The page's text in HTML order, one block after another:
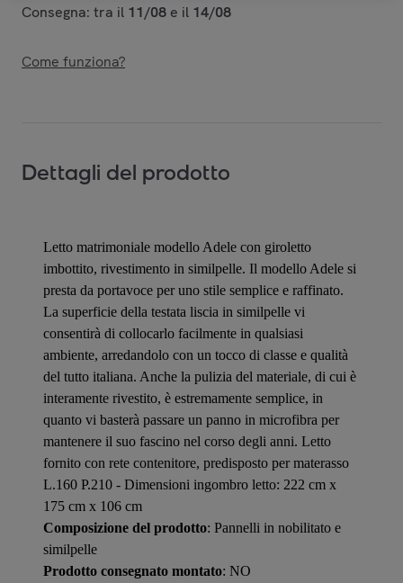
Consegna: tra il 11/08 e il 14/08
Come funziona?
Dettagli del prodotto
Letto matrimoniale modello Adele con giroletto
imbottito, rivestimento in similpelle. Il modello Adele si
presta da portavoce per uno stile semplice e raffinato.
La superficie della testata liscia in similpelle vi
consentirà di collocarlo facilmente in qualsiasi
ambiente, arredandolo con un tocco di classe e qualità
del tutto italiana. Anche la pulizia del materiale, di cui è
interamente rivestito, è estremamente semplice, in
quanto vi basterà passare un panno in microfibra per
mantenere il suo fascino nel corso degli anni. Letto
fornito con rete contenitore, predisposto per materasso
L.160 P.210 - Dimensioni ingombro letto: 222 cm x
175 cm x 106 cm
Composizione del prodotto: Pannelli in nobilitato e
similpelle
Prodotto consegnato montato: NO